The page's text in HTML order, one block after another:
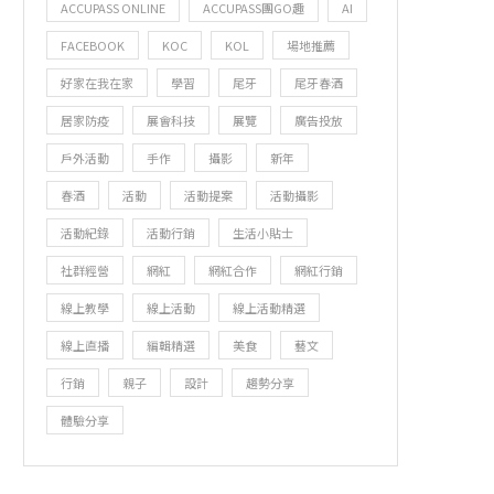
ACCUPASS ONLINE ACCUPASS團GO趣 AI
FACEBOOK KOC KOL 場地推薦
好家在我在家 學習 尾牙 尾牙春酒
居家防疫 展會科技 展覽 廣告投放
戶外活動 手作 攝影 新年
春酒 活動 活動提案 活動攝影
活動紀錄 活動行銷 生活小貼士
社群經營 網紅 網紅合作 網紅行銷
線上教學 線上活動 線上活動精選
線上直播 編輯精選 美食 藝文
行銷 親子 設計 趨勢分享
體驗分享